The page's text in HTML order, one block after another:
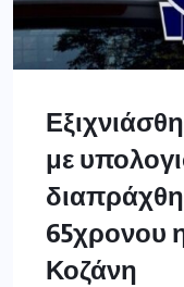
με
65χρονου
Κοζάνη